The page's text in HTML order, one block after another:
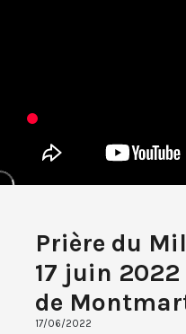
Prière du
17 juin 2022
de
17/06/2022